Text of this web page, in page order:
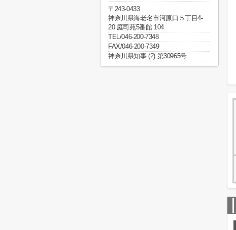
〒243-0433
神奈川県海老名市河原口５丁目4-
20 庭司苑5番館 104
TEL/046-200-7348
FAX/046-200-7349
神奈川県知事 (2) 第30965号